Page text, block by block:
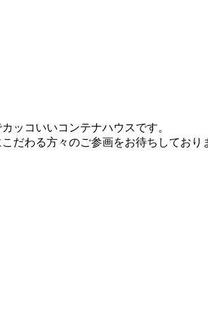
ッコいいコンテナハウスです。
だわる方々のご参画をお待ちしており